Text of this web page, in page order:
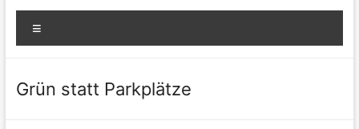
Grün statt Parkplätze